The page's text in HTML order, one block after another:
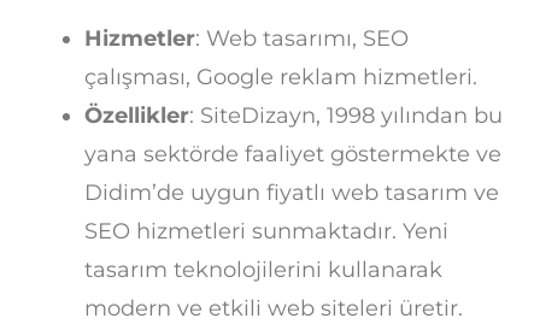
Hizmetler: Web tasarımı, SEO
çalışması, Google reklam hizmetleri.
Özellikler: SiteDizayn, 1998 yılından bu
yana sektörde faaliyet göstermekte ve
Didim’de uygun fiyatlı web tasarım ve
SEO hizmetleri sunmaktadır. Yeni
tasarım teknolojilerini kullanarak
modern ve etkili web siteleri üretir.